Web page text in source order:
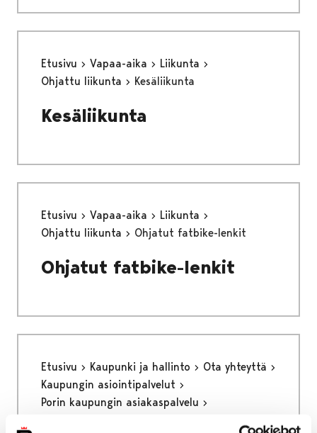
Etusivu Vapaa-aika
Liikunta
Ohjattu liikunta
Kesäliikunta
Kesäliikunta
Etusivu Vapaa-aika
Liikunta
Ohjattu liikunta
Ohjatut fatbike-lenkit
Ohjatut fatbike-lenkit
Etusivu Kaupunki ja hallinto
Ota yhteyttä
Kaupungin asiointipalvelut
Porin kaupungin asiakaspalvelu